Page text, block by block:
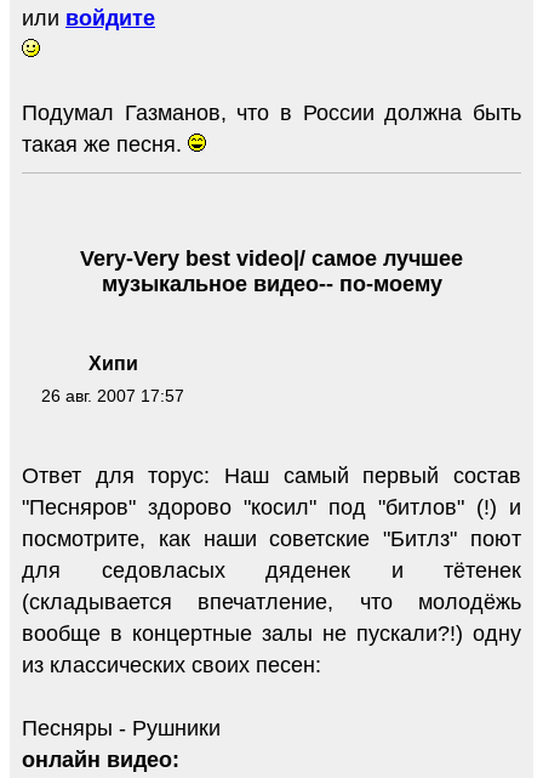
или войдите
Подумал Газманов, что в России должна быть
такая же песня.
Хипи
26 авг. 2007 17:57
Very-Very best video|/ самое лучшее
музыкальное видео-- по-моему
Ответ для торус: Наш самый первый состав
"Песняров" здорово "косил" под "битлов" (!) и
посмотрите, как наши советские "Битлз" поют
для седовласых дяденек и тётенек
(складывается впечатление, что молодёжь
вообще в концертные залы не пускали?!) одну
из классических своих песен:
Песняры - Рушники
онлайн видео: